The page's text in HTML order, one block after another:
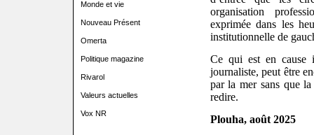
Monde et vie
Nouveau Présent
Omerta
Politique magazine
Rivarol
Valeurs actuelles
Vox NR
organisation
exprimée dans les
institutionnelle de
Ce qui est en cause
journaliste, peut être
par la mer sans que
redire.
Plouha, août 2025